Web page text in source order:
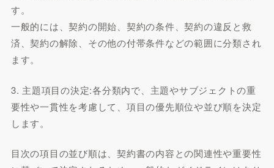
す。
一般的には、契約の開始、契約の条件、契約の違反と救
済、契約の解除、その他の付帯条件などの範囲に分類され
ます。
3. 主題項目の決定:各分類内で、主題やサブジェクトの重
要性や一貫性を考慮して、項目の優先順位や並び順を決定
します。
目次の項目の並び順は、契約書の内容との関連性や重要性